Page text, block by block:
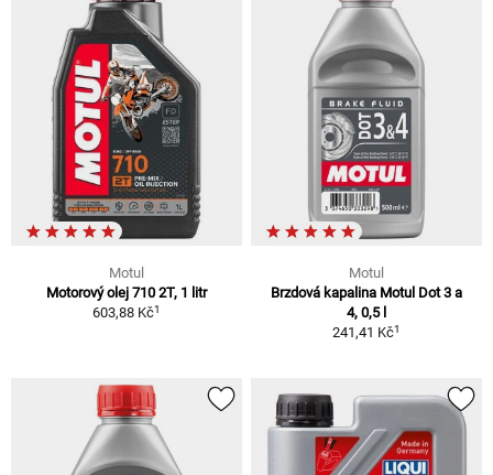
Motul
Motorový olej 710 2T, 1 litr
603,88 Kč1
Motul
Brzdová kapalina Motul Dot 3 a
4, 0,5 l
241,41 Kč1